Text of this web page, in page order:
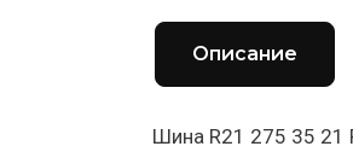
Описание
Шина R21 275 35 21